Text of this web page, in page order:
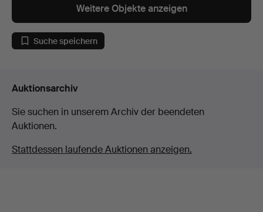
Weitere Objekte anzeigen
Suche speichern
Auktionsarchiv
Sie suchen in unserem Archiv der beendeten
Auktionen.
Stattdessen laufende Auktionen anzeigen.